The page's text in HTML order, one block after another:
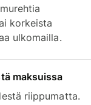
korkeista
ulkomailla.
maksuissa
riippumatta.